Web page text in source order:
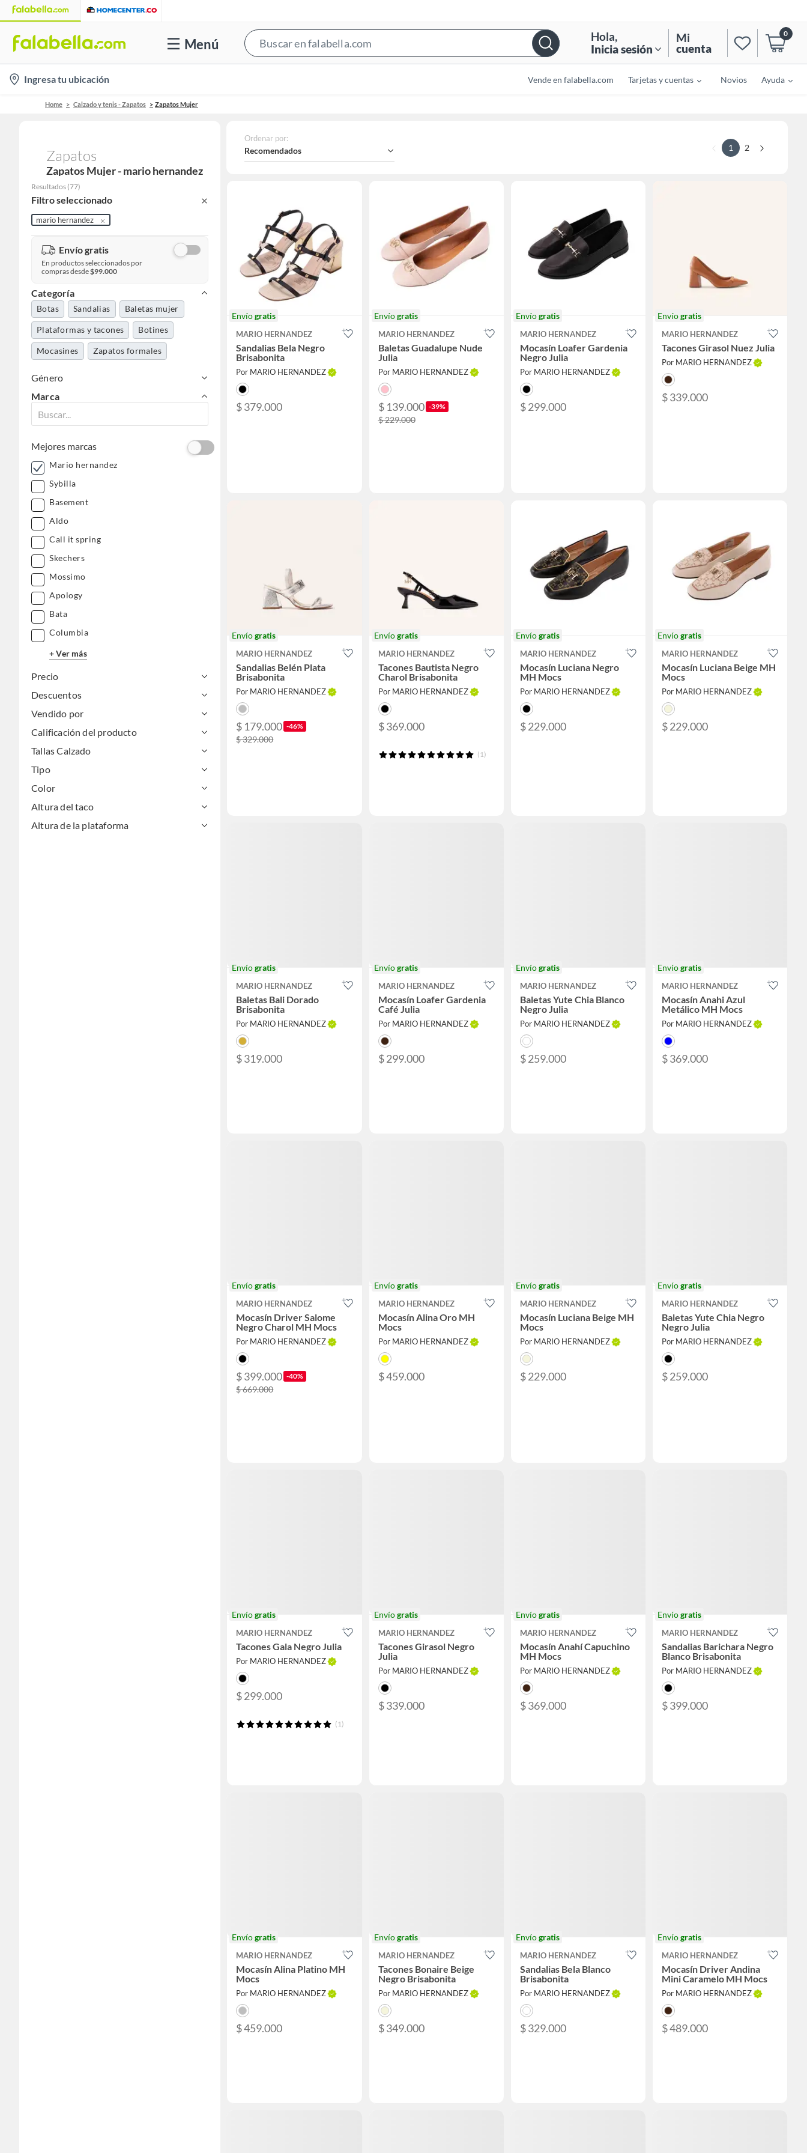
Menú
Bar
Hola,
Inicia sesión
Mi
cuenta
0
location-
icon
Ingresa tu ubicación Vende en falabella.com Tarjetas y cuentas Novios Ayuda
Home Calzado y tenis - Zapatos Zapatos Mujer
Zapatos
Zapatos Mujer - mario hernandez
Resultados (77)
Filtro seleccionado
mario hernandez
Envío gratis
En productos seleccionados por
compras desde$99.000
Categoría
Botas Sandalias Baletas mujer
Plataformas y tacones Botines
Mocasines Zapatos formales
Género
Marca
Mejores marcas
Mario hernandez
Sybilla
Basement
Aldo
Call it spring
Skechers
Mossimo
Apology
Bata
Columbia
+ Ver más
Precio
Descuentos
Vendido por
Calificación del producto
Tallas Calzado
Tipo
Color
Altura del taco
Altura de la plataforma
Ordenar por:
Recomendados 1 2
Envíogratis
MARIO HERNANDEZ
Sandalias Bela Negro
Brisabonita
Por MARIO HERNANDEZ
$ 379.000
Envíogratis
MARIO HERNANDEZ
Baletas Guadalupe Nude
Julia
Por MARIO HERNANDEZ
$ 139.000 -39%
$ 229.000
Envíogratis
MARIO HERNANDEZ
Mocasín Loafer Gardenia
Negro Julia
Por MARIO HERNANDEZ
$ 299.000
Envíogratis
MARIO HERNANDEZ
Tacones Girasol Nuez Julia
Por MARIO HERNANDEZ
$ 339.000
Envíogratis
MARIO HERNANDEZ
Sandalias Belén Plata
Brisabonita
Por MARIO HERNANDEZ
$ 179.000 -46%
$ 329.000
Envíogratis
MARIO HERNANDEZ
Tacones Bautista Negro
Charol Brisabonita
Por MARIO HERNANDEZ
$ 369.000
(1)
Envíogratis
MARIO HERNANDEZ
Mocasín Luciana Negro
MH Mocs
Por MARIO HERNANDEZ
$ 229.000
Envíogratis
MARIO HERNANDEZ
Mocasín Luciana Beige MH
Mocs
Por MARIO HERNANDEZ
$ 229.000
Envíogratis
MARIO HERNANDEZ
Baletas Bali Dorado
Brisabonita
Por MARIO HERNANDEZ
$ 319.000
Envíogratis
MARIO HERNANDEZ
Mocasín Loafer Gardenia
Café Julia
Por MARIO HERNANDEZ
$ 299.000
Envíogratis
MARIO HERNANDEZ
Baletas Yute Chia Blanco
Negro Julia
Por MARIO HERNANDEZ
$ 259.000
Envíogratis
MARIO HERNANDEZ
Mocasín Anahi Azul
Metálico MH Mocs
Por MARIO HERNANDEZ
$ 369.000
Envíogratis
MARIO HERNANDEZ
Mocasín Driver Salome
Negro Charol MH Mocs
Por MARIO HERNANDEZ
$ 399.000 -40%
$ 669.000
Envíogratis
MARIO HERNANDEZ
Mocasín Alina Oro MH
Mocs
Por MARIO HERNANDEZ
$ 459.000
Envíogratis
MARIO HERNANDEZ
Mocasín Luciana Beige MH
Mocs
Por MARIO HERNANDEZ
$ 229.000
Envíogratis
MARIO HERNANDEZ
Baletas Yute Chia Negro
Negro Julia
Por MARIO HERNANDEZ
$ 259.000
Envíogratis
MARIO HERNANDEZ
Tacones Gala Negro Julia
Por MARIO HERNANDEZ
$ 299.000
(1)
Envíogratis
MARIO HERNANDEZ
Tacones Girasol Negro
Julia
Por MARIO HERNANDEZ
$ 339.000
Envíogratis
MARIO HERNANDEZ
Mocasín Anahí Capuchino
MH Mocs
Por MARIO HERNANDEZ
$ 369.000
Envíogratis
MARIO HERNANDEZ
Sandalias Barichara Negro
Blanco Brisabonita
Por MARIO HERNANDEZ
$ 399.000
Envíogratis
MARIO HERNANDEZ
Mocasín Alina Platino MH
Mocs
Por MARIO HERNANDEZ
$ 459.000
Envíogratis
MARIO HERNANDEZ
Tacones Bonaire Beige
Negro Brisabonita
Por MARIO HERNANDEZ
$ 349.000
Envíogratis
MARIO HERNANDEZ
Sandalias Bela Blanco
Brisabonita
Por MARIO HERNANDEZ
$ 329.000
Envíogratis
MARIO HERNANDEZ
Mocasín Driver Andina
Mini Caramelo MH Mocs
Por MARIO HERNANDEZ
$ 489.000